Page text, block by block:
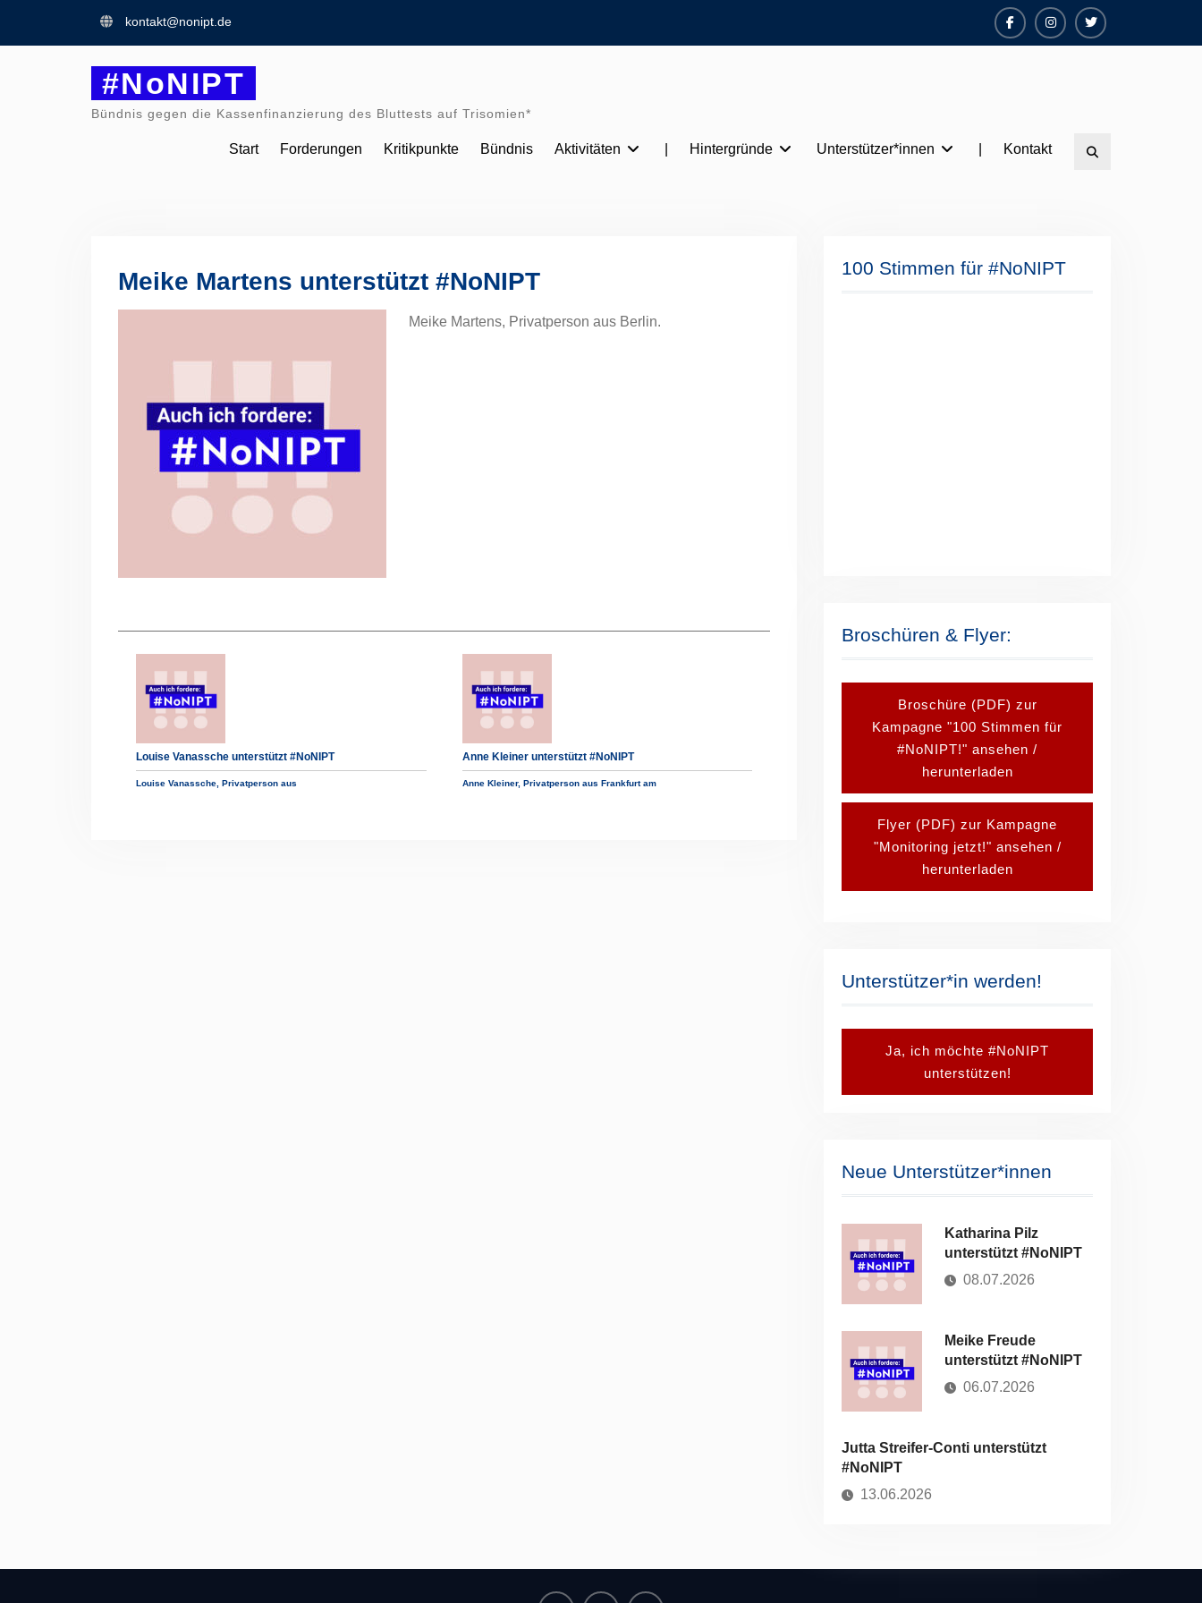
kontakt@nonipt.de
FacebookInstagram
Twitter
#NoNIPT
Bündnis gegen die Kassenfinanzierung des Bluttests auf Trisomien*
Start Forderungen Kritikpunkte Bündnis Aktivitäten Hintergründe Unterstützer*innen Kontakt
Meike Martens unterstützt #NoNIPT
Meike Martens, Privatperson aus Berlin.
Louise Vanassche unterstützt #NoNIPT
Louise Vanassche, Privatperson aus
Anne Kleiner unterstützt #NoNIPT
Anne Kleiner, Privatperson aus Frankfurt am
100 Stimmen für #NoNIPT
Broschüren & Flyer:
Broschüre (PDF) zur
Kampagne "100 Stimmen für
#NoNIPT!" ansehen /
herunterladen
Flyer (PDF) zur Kampagne
"Monitoring jetzt!" ansehen /
herunterladen
Unterstützer*in werden!
Ja, ich möchte #NoNIPT
unterstützen!
Neue Unterstützer*innen
Katharina Pilz
unterstützt #NoNIPT
08.07.2026
Meike Freude
unterstützt #NoNIPT
06.07.2026
Jutta Streifer-Conti unterstützt
#NoNIPT
13.06.2026